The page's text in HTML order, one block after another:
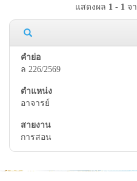
แสดงผล 1 - 1 จ
ล 226/2569
อาจารย์
การสอน